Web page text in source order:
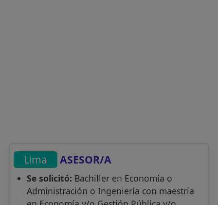
Lima ASESOR/A
Se solicitó: Bachiller en Economía o
Administración o Ingeniería con maestría